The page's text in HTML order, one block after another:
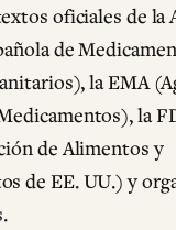
oficiales de la
de
la EMA
la
de Alimentos y
de EE. UU.) y